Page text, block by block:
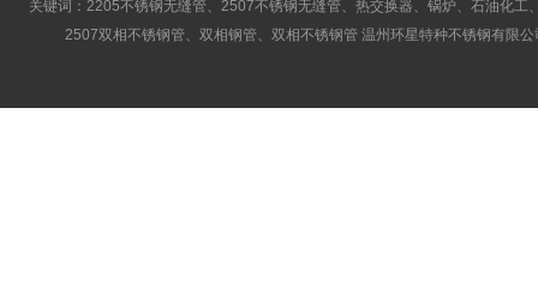
关键词：2205不锈钢无缝管、2507不锈钢无缝管、热交换器、锅炉、石油化
2507双相不锈钢管、双相钢管、双相不锈钢管 温州环星特种不锈钢有限